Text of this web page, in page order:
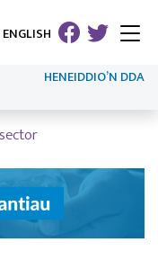
ENGLISH
HENEIDDIO’N DDA